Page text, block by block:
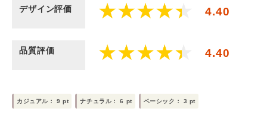
デザイン評価 4.40
品質評価 4.40
カジュアル：9pt ナチュラル：6 pt ベーシック： 3 pt